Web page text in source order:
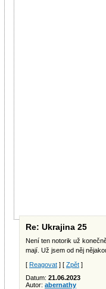
Re: Ukrajina 25
Není ten notorik už
mají. Už jsem od něj
[ Reagovat ] [ Zpět ]
Datum: 21.06.2023
Autor: abernathy